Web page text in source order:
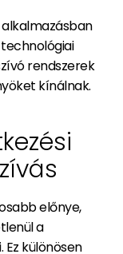
rendszerek
kínálnak.
előnye,
a
különösen